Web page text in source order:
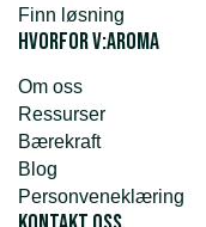
Finn løsning
Hvorfor v:aroma
Om oss
Ressurser
Bærekraft
Blog
Personveneklæring